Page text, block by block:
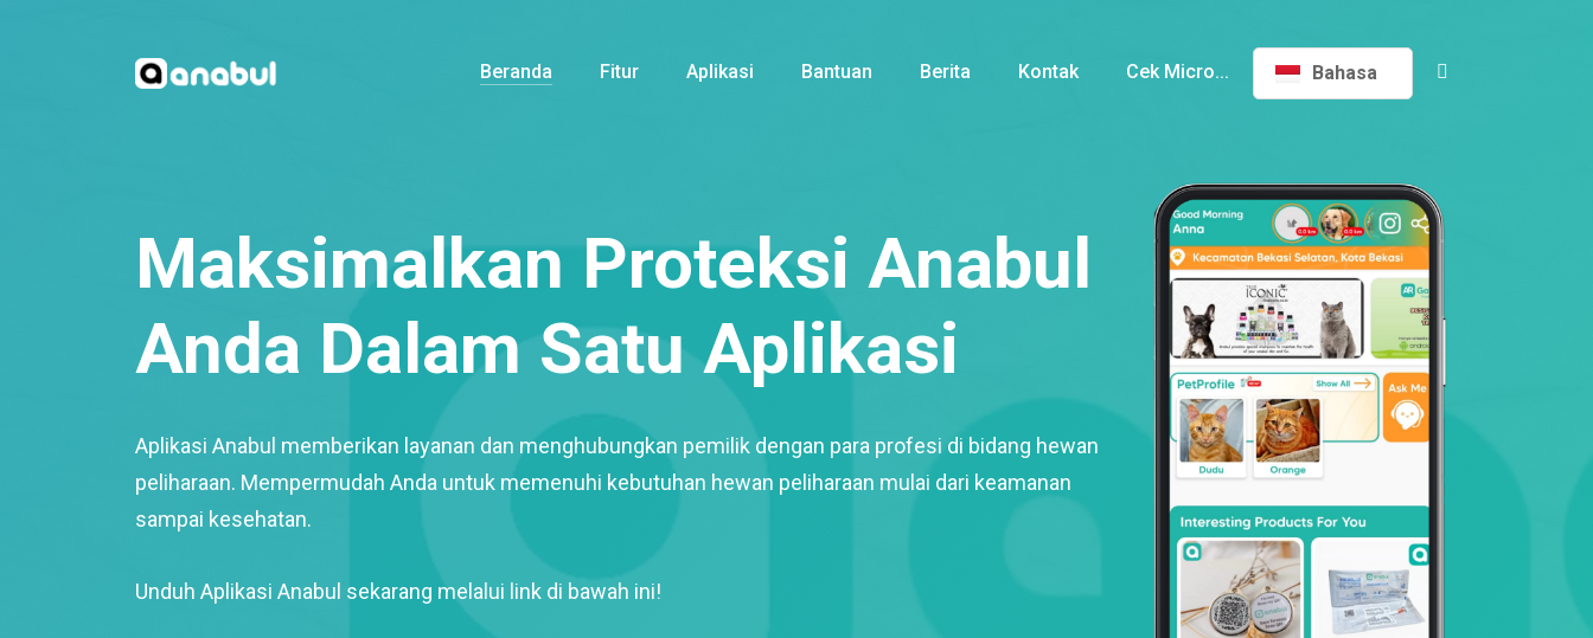
Beranda Fitur Aplikasi Bantuan Berita Kontak Cek Micro... Bahasa
Maksimalkan Proteksi Anabul
Anda Dalam Satu Aplikasi
Aplikasi Anabul memberikan layanan dan menghubungkan pemilik dengan para profesi di bidang hewan
peliharaan. Mempermudah Anda untuk memenuhi kebutuhan hewan peliharaan mulai dari keamanan
sampai kesehatan.
Unduh Aplikasi Anabul sekarang melalui link di bawah ini!